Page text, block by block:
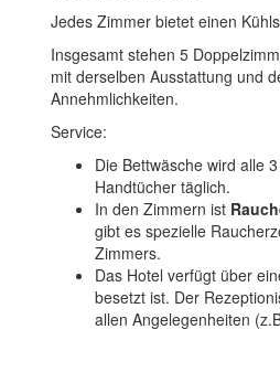
Jedes Zimmer bietet einen
Insgesamt stehen 5
mit derselben Ausstattung und
Annehmlichkeiten.
Service:
Die Bettwäsche wird alle
Handtücher täglich.
In den Zimmern ist
gibt es spezielle
Zimmers.
Das Hotel verfügt über
besetzt ist. Der
allen Angelegenheiten